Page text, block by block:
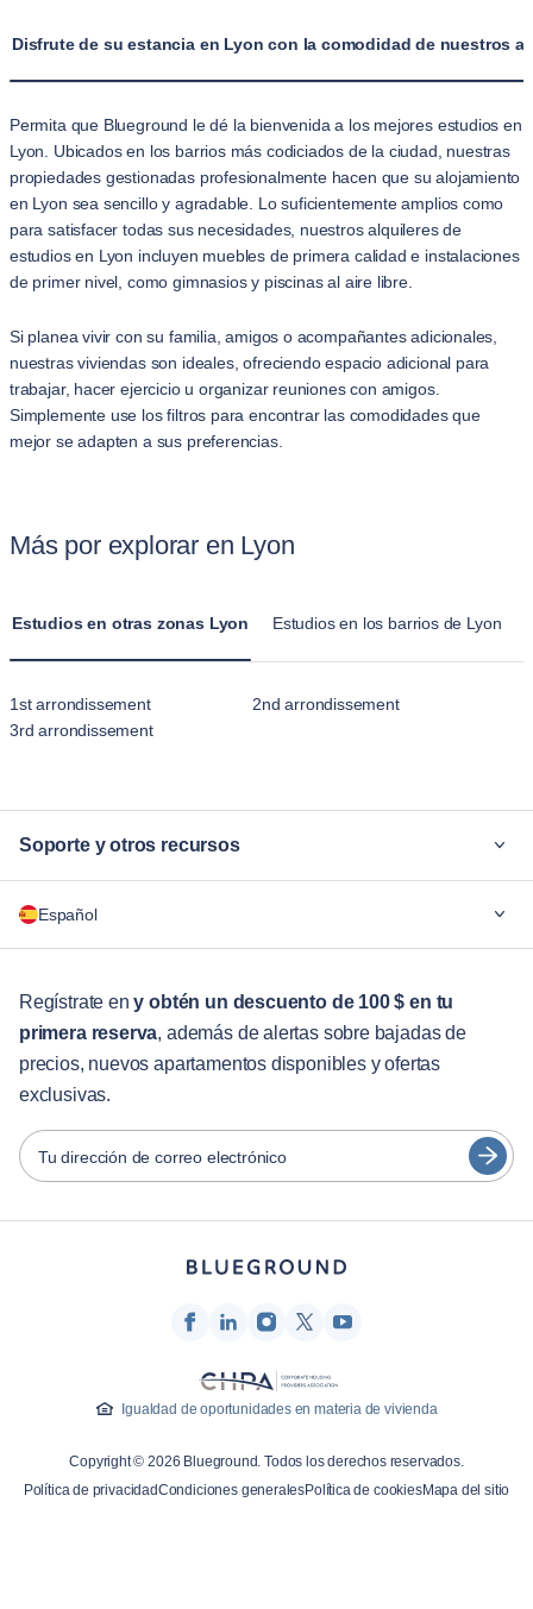
Disfrute de su estancia en Lyon con la comodidad de nuestros
Permita que Blueground le dé la bienvenida a los mejores estudios en
Lyon. Ubicados en los barrios más codiciados de la ciudad, nuestras
propiedades gestionadas profesionalmente hacen que su alojamiento
en Lyon sea sencillo y agradable. Lo suficientemente amplios como
para satisfacer todas sus necesidades, nuestros alquileres de
estudios en Lyon incluyen muebles de primera calidad e instalaciones
de primer nivel, como gimnasios y piscinas al aire libre.
Si planea vivir con su familia, amigos o acompañantes adicionales,
nuestras viviendas son ideales, ofreciendo espacio adicional para
trabajar, hacer ejercicio u organizar reuniones con amigos.
Simplemente use los filtros para encontrar las comodidades que
mejor se adapten a sus preferencias.
Más por explorar en Lyon
Estudios en otras zonas Lyon Estudios en los barrios de Lyon
1st arrondissement
2nd arrondissement
3rd arrondissement
Soporte y otros recursos
Para las empresas
Servicios para huéspedes
Guías de ciudades
Socios
Operadores de alquiler amueblado
Propietarios
Socios de franquicia
Quiénes somos
Prensa
Español
English
Português
Español
Français
Türkçe
Regístrate eny obtén un descuento de 100 $ en tu
primera reserva, además de alertas sobre bajadas de
precios, nuevos apartamentos disponibles y ofertas
exclusivas.
Tu dirección de correo electrónico
Igualdad de oportunidades en materia de vivienda
Copyright © 2026 Blueground. Todos los derechos reservados.
Política de privacidadCondiciones generalesPolítica de cookiesMapa del sitio